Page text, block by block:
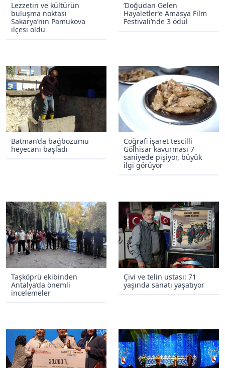
Lezzetin ve kültürün
buluşma noktası
Sakarya’nın Pamukova
ilçesi oldu
’Doğudan Gelen
Hayaletler’e Amasya Film
Festivali’nde 3 ödül
Batman’da bağbozumu
heyecanı başladı
Coğrafi işaret tescilli
Gölhisar kavurması 7
saniyede pişiyor, büyük
ilgi görüyor
Taşköprü ekibinden
Antalya’da önemli
incelemeler
Çivi ve telin ustası: 71
yaşında sanatı yaşatıyor